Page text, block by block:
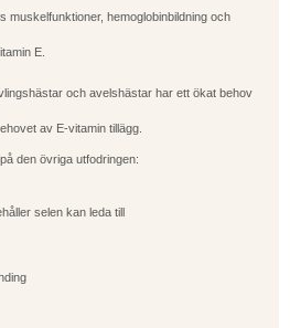
muskelfunktioner, hemoglobinbildning och
E.
och avelshästar har ett ökat behov
av E-vitamin tillägg.
den övriga utfodringen:
selen kan leda till